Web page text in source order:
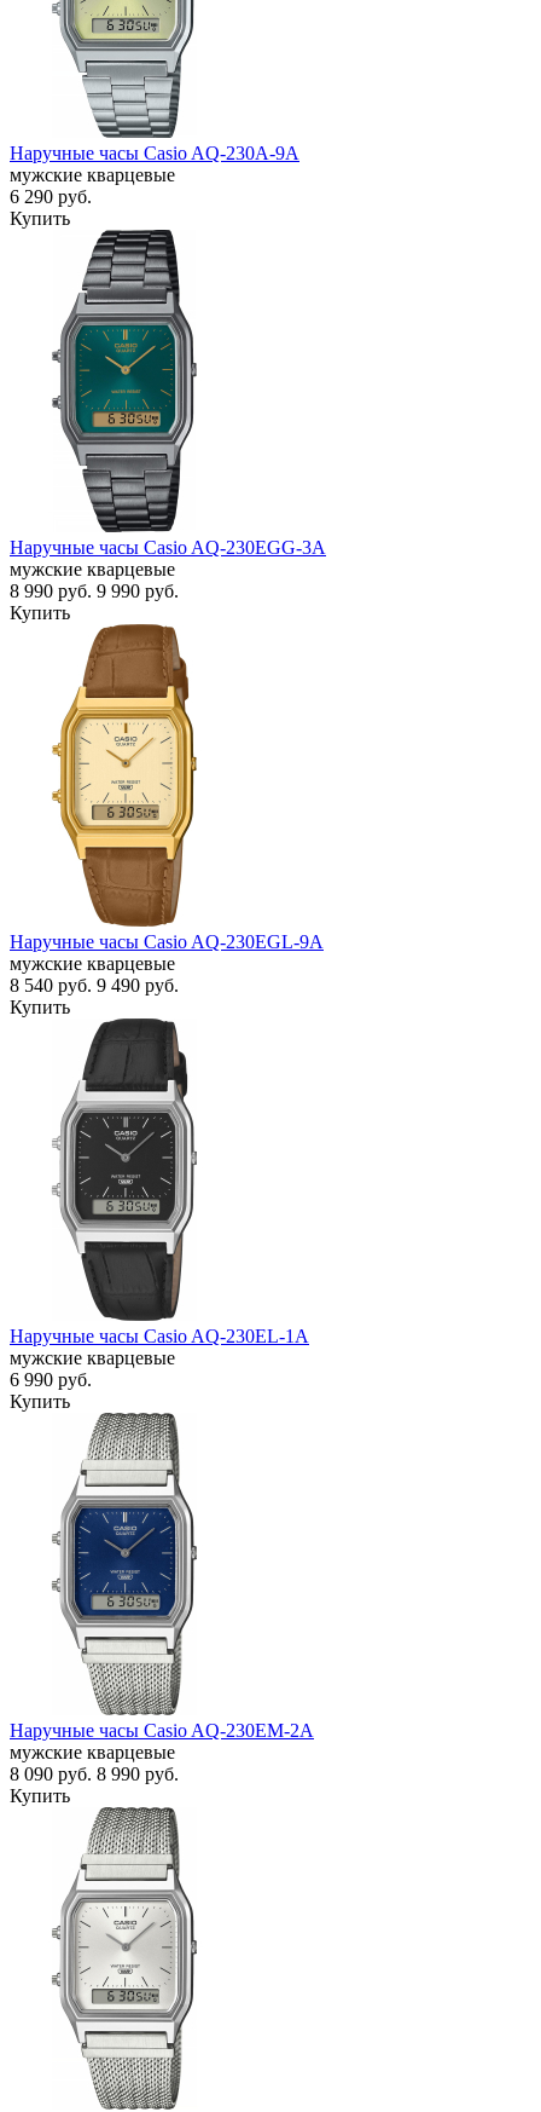
Наручные часы Casio AQ-230A-9A
мужские кварцевые
6 290 руб.
Купить
Наручные часы Casio AQ-230EGG-3A
мужские кварцевые
8 990 руб. 9 990 руб.
Купить
Наручные часы Casio AQ-230EGL-9A
мужские кварцевые
8 540 руб. 9 490 руб.
Купить
Наручные часы Casio AQ-230EL-1A
мужские кварцевые
6 990 руб.
Купить
Наручные часы Casio AQ-230EM-2A
мужские кварцевые
8 090 руб. 8 990 руб.
Купить